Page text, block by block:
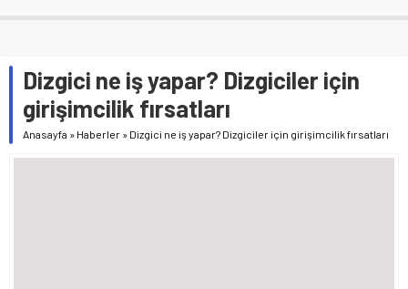
Dizgici ne iş yapar? Dizgiciler için
girişimcilik fırsatları
Anasayfa » Haberler » Dizgici ne iş yapar? Dizgiciler için girişimcilik fırsatları